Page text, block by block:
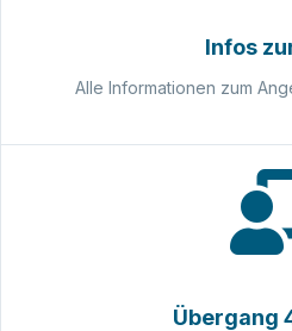
Infos
Alle Informationen zum
Übergang